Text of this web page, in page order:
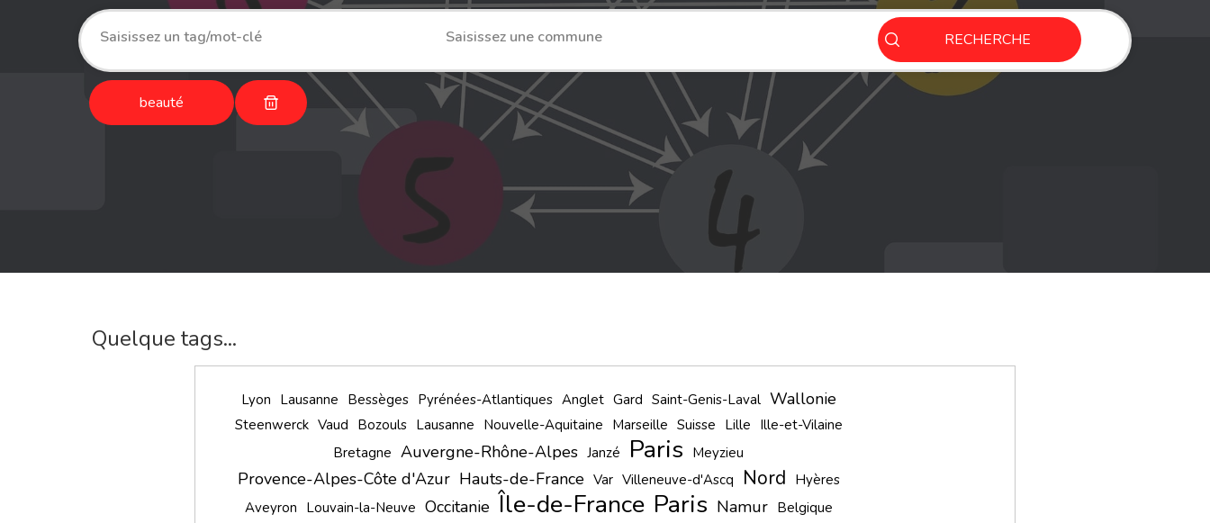
RECHERCHE
beauté
Quelque tags...
Lyon Lausanne Bessèges Pyrénées-Atlantiques Anglet Gard Saint-Genis-Laval Wallonie
Steenwerck Vaud Bozouls Lausanne Nouvelle-Aquitaine Marseille Suisse Lille Ille-et-Vilaine
Bretagne Auvergne-Rhône-Alpes Janzé Paris Meyzieu
Provence-Alpes-Côte d'Azur Hauts-de-France Var Villeneuve-d'Ascq Nord Hyères
Aveyron Louvain-la-Neuve Occitanie Île-de-France Paris Namur Belgique